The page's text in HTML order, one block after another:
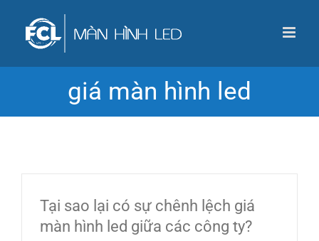
giá màn hình led
Tại sao lại có sự chênh lệch giá
màn hình led giữa các công ty?